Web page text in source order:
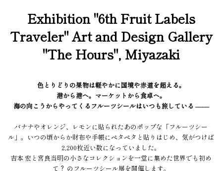
Exhibition "6th Fruit Labels
Traveler" Art and Design Gallery
"The Hours", Miyazaki
色とりどりの果物は軽やかに国境や赤道を超える。
港から港へ。マーケットから食卓へ。
海の向こうからやってくるフルーツシールはいつも旅している ––––
バナナやオレンジ、レモンに貼られたあのポップな「フルーツシー
ル」。いつの頃からか財布や手帳にペタペタと貼りはじめ、気がつけば
2,200枚近い数になっていました。
吉本 宏と宮良当明の小さなコレクションを一堂に集めた世界でも初め
て？ のフルーツシール展を開催します。